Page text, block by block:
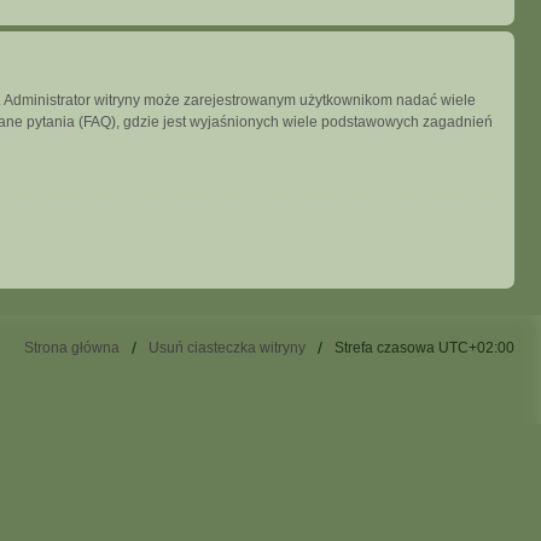
witryny może zarejestrowanym użytkownikom nadać wiele
pytania (FAQ), gdzie jest wyjaśnionych wiele podstawowych zagadnień
Strona główna Usuń ciasteczka witryny Strefa czasowa UTC+02:00